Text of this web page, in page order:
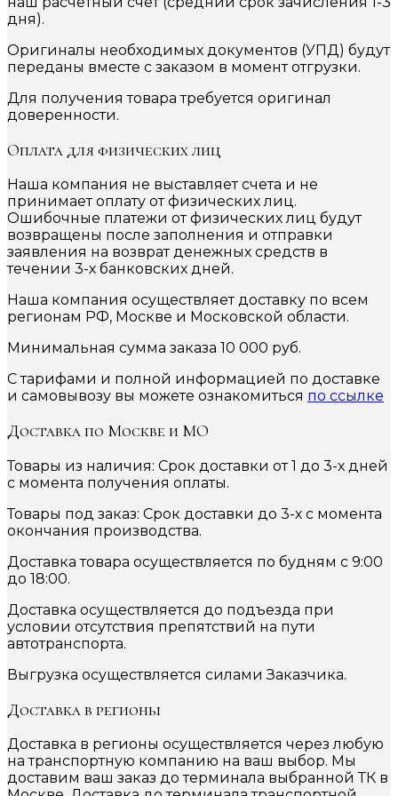
дня).
Оригиналы необходимых документов (УПД) будут
переданы вместе с заказом в момент отгрузки.
Для получения товара требуется оригинал
доверенности.
Оплата для физических лиц
Наша компания не выставляет счета и не
принимает оплату от физических лиц.
Ошибочные платежи от физических лиц будут
возвращены после заполнения и отправки
заявления на возврат денежных средств в
течении 3-х банковских дней.
Наша компания осуществляет доставку по всем
регионам РФ, Москве и Московской области.
Минимальная сумма заказа 10 000 руб.
С тарифами и полной информацией по доставке
и самовывозу вы можете ознакомиться по ссылке
Доставка по Москве и МО
Товары из наличия: Срок доставки от 1 до 3-х дней
с момента получения оплаты.
Товары под заказ: Срок доставки до 3-х с момента
окончания производства.
Доставка товара осуществляется по будням с 9:00
до 18:00.
Доставка осуществляется до подъезда при
условии отсутствия препятствий на пути
автотранспорта.
Выгрузка осуществляется силами Заказчика.
Доставка в регионы
Доставка в регионы осуществляется через любую
на транспортную компанию на ваш выбор. Мы
доставим ваш заказ до терминала выбранной ТК в